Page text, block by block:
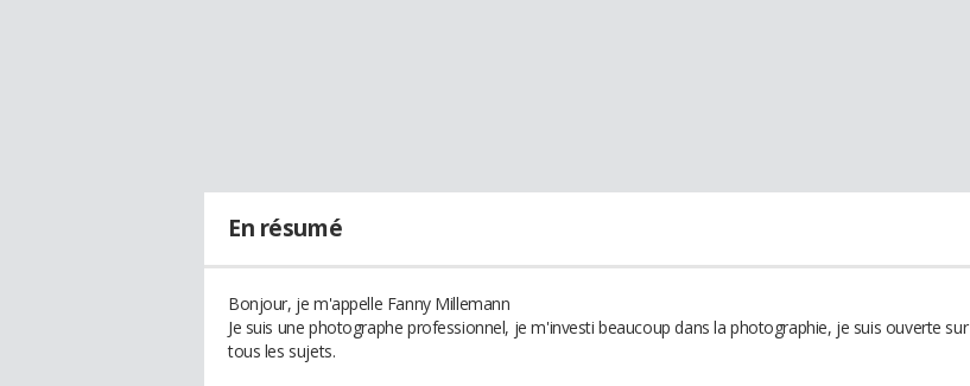
En résumé
Bonjour, je m'appelle Fanny Millemann
Je suis une photographe professionnel, je m'investi beaucoup dans la photographie, je suis ouverte sur
tous les sujets.